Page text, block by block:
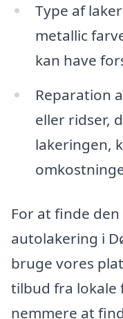
Type af
metallic
kan have
Reparation
eller ridser,
lakeringen,
For at finde
autolakering i
bruge vores
tilbud fra lokale
nemmere at